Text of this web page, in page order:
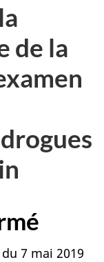
de la
7 mai 2019